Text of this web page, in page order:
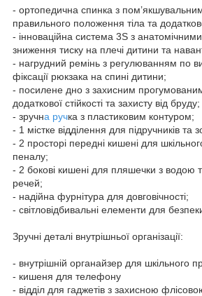
- ортопедична спинка з
правильного положення тіла та
- інноваційна система 3S з
зниження тиску на плечі дитини та
- нагрудний ремінь з регулюванням по
фіксації рюкзака на спині дитини;
- посилене дно з захисним
додаткової стійкості та захисту від бруду;
- зручна ручка з пластиковим контуром;
- 1 містке відділення для підручників та
- 2 просторі передні кишені для
пеналу;
- 2 бокові кишені для пляшечки з водою
речей;
- надійна фурнітура для довговічності;
- світловідбивальні елементи для
Зручні деталі внутрішньої організації:
- внутрішній органайзер для шкільного
- кишеня для телефону
- відділ для гаджетів з захисною